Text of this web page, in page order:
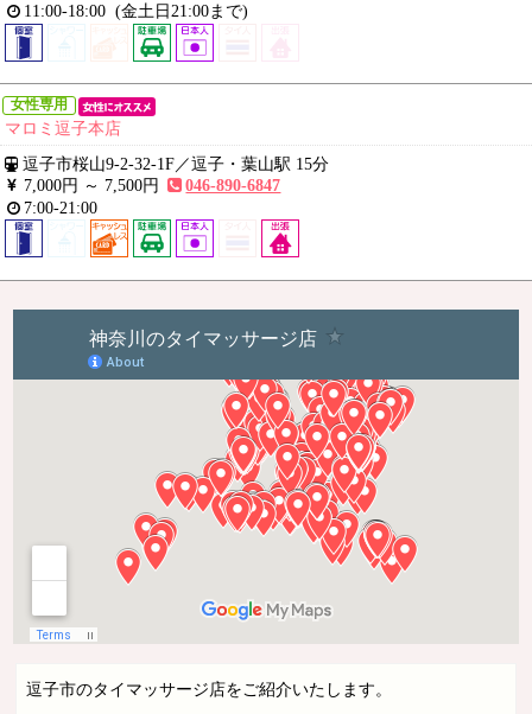
11:00-18:00 (金土日21:00まで)
女性専用
マロミ逗子本店
逗子市桜山9-2-32-1F／逗子・葉山駅 15分
7,000円 ～ 7,500円
046-890-6847
7:00-21:00
逗子市のタイマッサージ店をご紹介いたします。